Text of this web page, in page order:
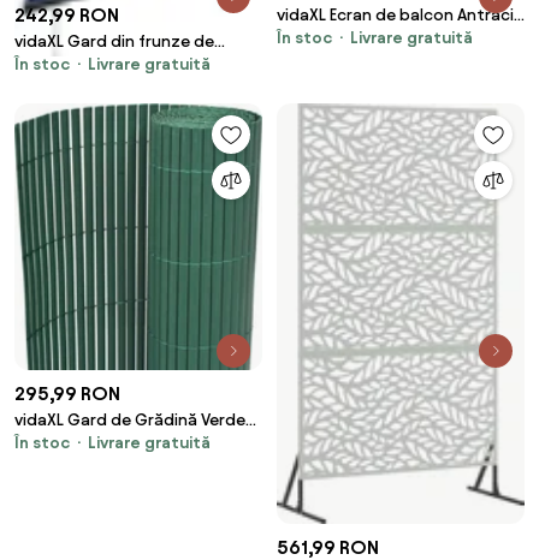
242,99 RON
vidaXL Gard din frunze de
arbust artificiale, 6 buc., verde,
În stoc Livrare gratuită
vidaXL Ecran de balcon Antracit
100 x 800 cm Material Oxford
În stoc Livrare gratuită
295,99 RON
vidaXL Gard de Grădină Verde
150 x 500 cm PVC
În stoc Livrare gratuită
561,99 RON